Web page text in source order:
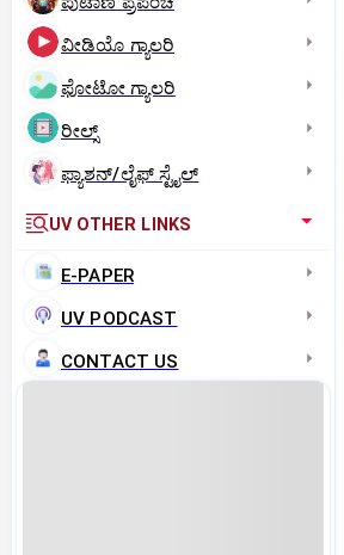
ವೀಡಿಯೊ ಗ್ಯಾಲರಿ
ಫೋಟೋ ಗ್ಯಾಲರಿ
ರೀಲ್ಸ್
ಫ್ಯಾಶನ್/ಲೈಫ್‌ ಸ್ಟೈಲ್
UV OTHER LINKS
E-PAPER
UV PODCAST
CONTACT US